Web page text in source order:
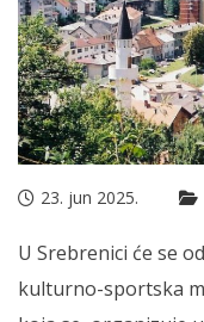
23. jun 2025.
U Srebrenici će se
kulturno-sportska